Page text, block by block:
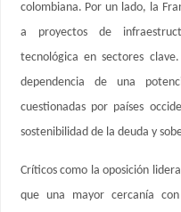
colombiana. Por un lado, la
a proyectos de
tecnológica en sectores
dependencia de una
cuestionadas por países
sostenibilidad de la deuda y
Críticos como la oposición
que una mayor cercanía